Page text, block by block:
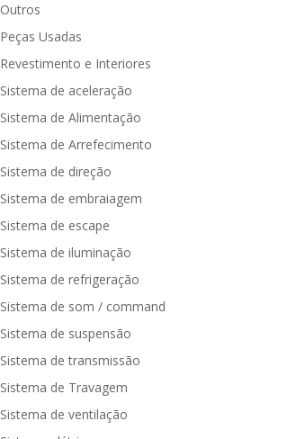
Outros
Peças Usadas
Revestimento e Interiores
Sistema de aceleração
Sistema de Alimentação
Sistema de Arrefecimento
Sistema de direção
Sistema de embraiagem
Sistema de escape
Sistema de iluminação
Sistema de refrigeração
Sistema de som / command
Sistema de suspensão
Sistema de transmissão
Sistema de Travagem
Sistema de ventilação